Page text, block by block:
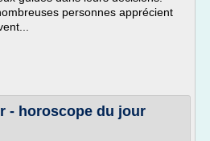
personnes apprécient
- horoscope du jour